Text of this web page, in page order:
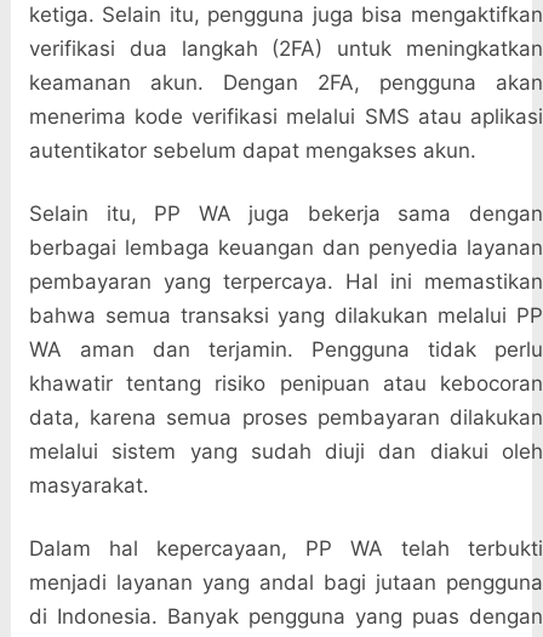
ketiga. Selain itu, pengguna juga bisa mengaktifkan
verifikasi dua langkah (2FA) untuk meningkatkan
keamanan akun. Dengan 2FA, pengguna akan
menerima kode verifikasi melalui SMS atau aplikasi
autentikator sebelum dapat mengakses akun.
Selain itu, PP WA juga bekerja sama dengan
berbagai lembaga keuangan dan penyedia layanan
pembayaran yang terpercaya. Hal ini memastikan
bahwa semua transaksi yang dilakukan melalui PP
WA aman dan terjamin. Pengguna tidak perlu
khawatir tentang risiko penipuan atau kebocoran
data, karena semua proses pembayaran dilakukan
melalui sistem yang sudah diuji dan diakui oleh
masyarakat.
Dalam hal kepercayaan, PP WA telah terbukti
menjadi layanan yang andal bagi jutaan pengguna
di Indonesia. Banyak pengguna yang puas dengan